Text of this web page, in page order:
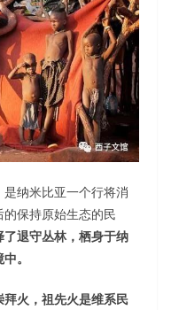
纳米比亚一个行将消
保持原始生态的民
退守丛林，栖身于纳
。
火，祖先火是维系民